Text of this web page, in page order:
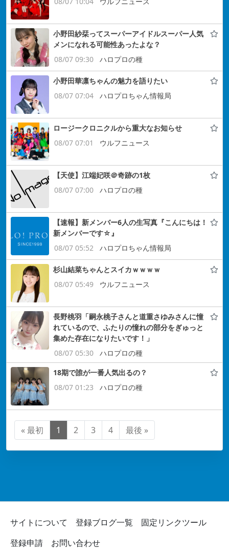
小野田紗栞ってスーパーアイドルスーパー人気
メンになれる可能性あったよな？
08/07 09:30
ハロプロの種
小野田華凛ちゃんの魅力を語りたい
08/07 07:04
ハロプロちゃん情報局
ロージークロニクルから重大なお知らせ
08/07 07:01
ウルフニュース
【天使】江端妃咲＠奇跡の1枚
08/07 07:00
ハロプロの種
【速報】新メンバー6人の生写真『こんにちは！
新メンバーです☆』
08/07 05:52
ハロプロちゃん情報局
杉山結菜ちゃんとスイカｗｗｗｗ
08/07 05:49
ウルフニュース
長野桃羽「嗣永桃子さんと道重さゆみさんに憧
れているので、ふたりの憧れの部分をぎゅっと
集めた存在になりたいです！」
08/07 05:30
ハロプロの種
18期で誰が一番人気出るの？
08/07 01:23
ハロプロの種
« 最初 1 2 3 4 最後 »
サイトについて 登録ブログ一覧
固定リンクツール
登録申請
お問い合わせ